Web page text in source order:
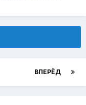
ВПЕРЁД